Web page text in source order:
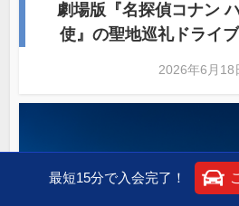
劇場版『名探偵コナン
使』の聖地巡礼ドライ
2026年6月18
最短15分で入会完了！